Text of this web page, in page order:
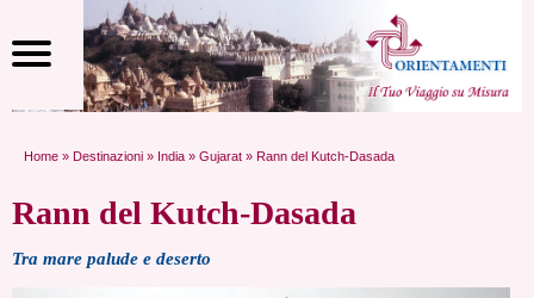
Home » Destinazioni » India » Gujarat » Rann del Kutch-Dasada
Rann del Kutch-Dasada
Tra mare palude e deserto